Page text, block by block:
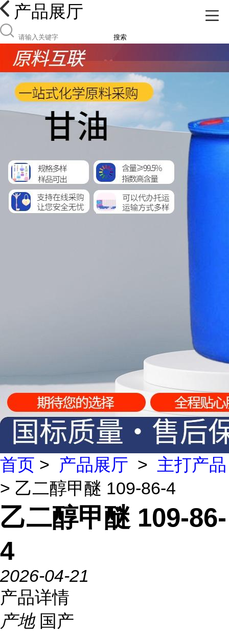
产品展厅
搜索
首页 > 产品展厅 > 主打产品
> 乙二醇甲醚 109-86-4
乙二醇甲醚 109-86-
4
2026-04-21
产品详情
产地 国产